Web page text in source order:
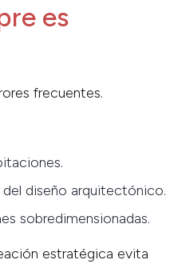
es
frecuentes.
diseño arquitectónico.
sobredimensionadas.
estratégica evita